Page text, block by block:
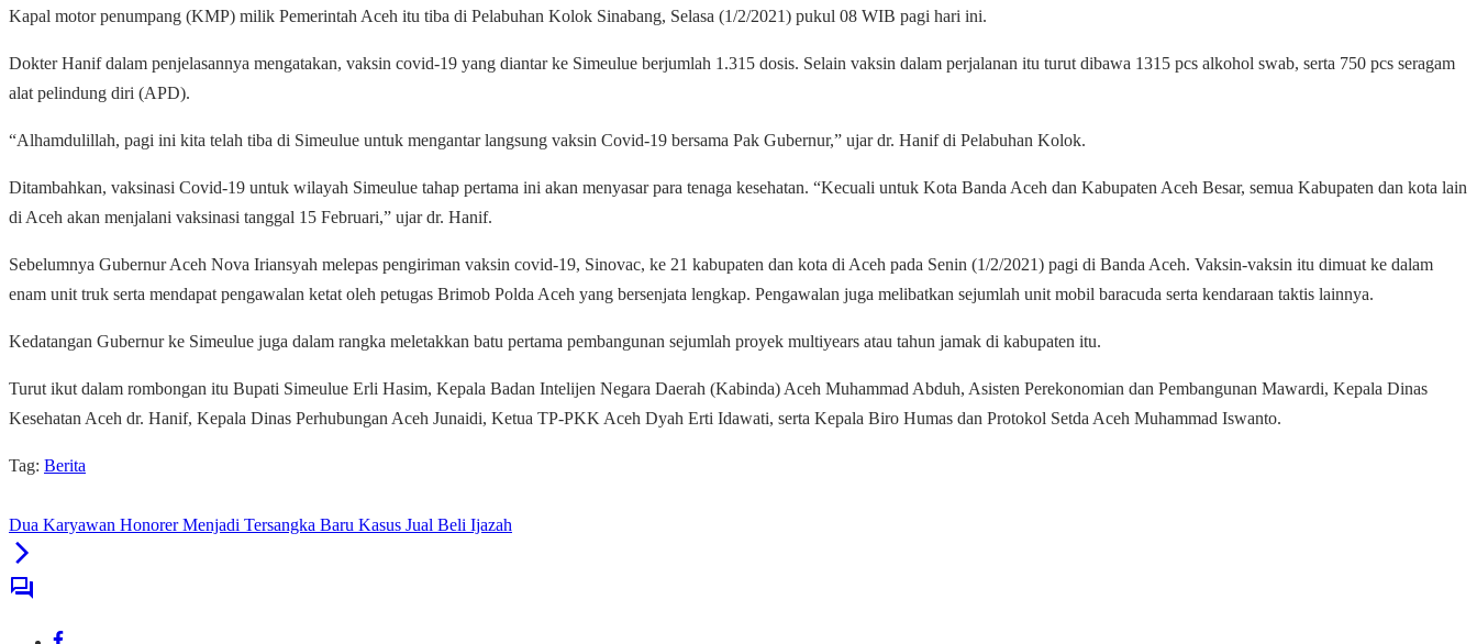
Kapal motor penumpang (KMP) milik Pemerintah Aceh itu tiba di Pelabuhan Kolok Sinabang, Selasa (1/2/2021) pukul 08 WIB pagi hari ini.
Dokter Hanif dalam penjelasannya mengatakan, vaksin covid-19 yang diantar ke Simeulue berjumlah 1.315 dosis. Selain vaksin dalam perjalanan itu turut dibawa 1315 pcs alkohol swab, serta 750 pcs seragam
alat pelindung diri (APD).
“Alhamdulillah, pagi ini kita telah tiba di Simeulue untuk mengantar langsung vaksin Covid-19 bersama Pak Gubernur,” ujar dr. Hanif di Pelabuhan Kolok.
Ditambahkan, vaksinasi Covid-19 untuk wilayah Simeulue tahap pertama ini akan menyasar para tenaga kesehatan. “Kecuali untuk Kota Banda Aceh dan Kabupaten Aceh Besar, semua Kabupaten dan kota lain
di Aceh akan menjalani vaksinasi tanggal 15 Februari,” ujar dr. Hanif.
Sebelumnya Gubernur Aceh Nova Iriansyah melepas pengiriman vaksin covid-19, Sinovac, ke 21 kabupaten dan kota di Aceh pada Senin (1/2/2021) pagi di Banda Aceh. Vaksin-vaksin itu dimuat ke dalam
enam unit truk serta mendapat pengawalan ketat oleh petugas Brimob Polda Aceh yang bersenjata lengkap. Pengawalan juga melibatkan sejumlah unit mobil baracuda serta kendaraan taktis lainnya.
Kedatangan Gubernur ke Simeulue juga dalam rangka meletakkan batu pertama pembangunan sejumlah proyek multiyears atau tahun jamak di kabupaten itu.
Turut ikut dalam rombongan itu Bupati Simeulue Erli Hasim, Kepala Badan Intelijen Negara Daerah (Kabinda) Aceh Muhammad Abduh, Asisten Perekonomian dan Pembangunan Mawardi, Kepala Dinas
Kesehatan Aceh dr. Hanif, Kepala Dinas Perhubungan Aceh Junaidi, Ketua TP-PKK Aceh Dyah Erti Idawati, serta Kepala Biro Humas dan Protokol Setda Aceh Muhammad Iswanto.
Tag: Berita
Dua Karyawan Honorer Menjadi Tersangka Baru Kasus Jual Beli Ijazah